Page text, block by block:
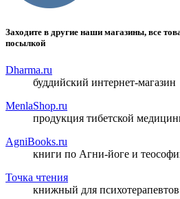
Заходите в другие наши магазины, все
посылкой
Dharma.ru
буддийский интернет-магазин
MenlaShop.ru
продукция тибетской
AgniBooks.ru
книги по Агни-йоге и
Точка чтения
книжный для психотерапевтов